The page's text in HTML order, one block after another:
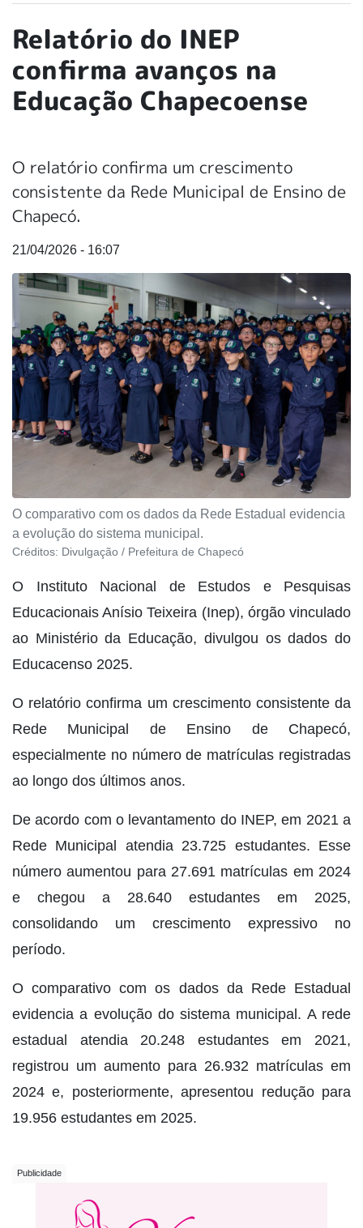
Relatório do INEP
confirma avanços na
Educação Chapecoense
O relatório confirma um crescimento
consistente da Rede Municipal de Ensino de
Chapecó.
21/04/2026 - 16:07
O comparativo com os dados da Rede Estadual evidencia
a evolução do sistema municipal.
Créditos: Divulgação / Prefeitura de Chapecó
O Instituto Nacional de Estudos e Pesquisas
Educacionais Anísio Teixeira (Inep), órgão vinculado
ao Ministério da Educação, divulgou os dados do
Educacenso 2025.
O relatório confirma um crescimento consistente da
Rede Municipal de Ensino de Chapecó,
especialmente no número de matrículas registradas
ao longo dos últimos anos.
De acordo com o levantamento do INEP, em 2021 a
Rede Municipal atendia 23.725 estudantes. Esse
número aumentou para 27.691 matrículas em 2024
e chegou a 28.640 estudantes em 2025,
consolidando um crescimento expressivo no
período.
O comparativo com os dados da Rede Estadual
evidencia a evolução do sistema municipal. A rede
estadual atendia 20.248 estudantes em 2021,
registrou um aumento para 26.932 matrículas em
2024 e, posteriormente, apresentou redução para
19.956 estudantes em 2025.